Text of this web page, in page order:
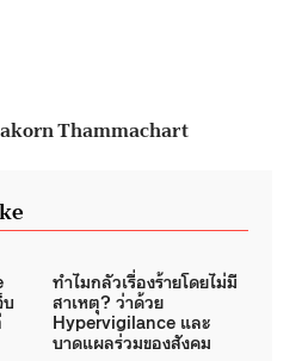
Thammachart
บ
ทำไมกลัวเรื่องร้ายโดยไม่มี
สาเหตุ? ว่าด้วย
Hypervigilance และ
บาดแผลร่วมของสังคม